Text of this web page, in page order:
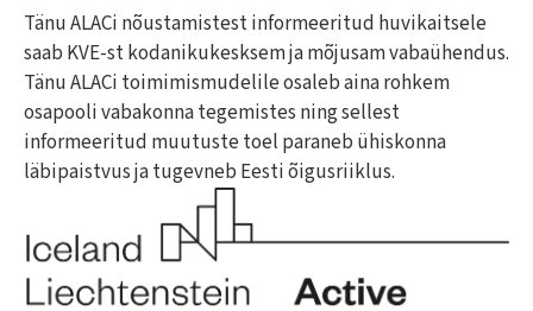
Tänu ALACi nõustamistest informeeritud huvikaitsele
saab KVE-st kodanikukesksem ja mõjusam vabaühendus.
Tänu ALACi toimimismudelile osaleb aina rohkem
osapooli vabakonna tegemistes ning sellest
informeeritud muutuste toel paraneb ühiskonna
läbipaistvus ja tugevneb Eesti õigusriiklus.